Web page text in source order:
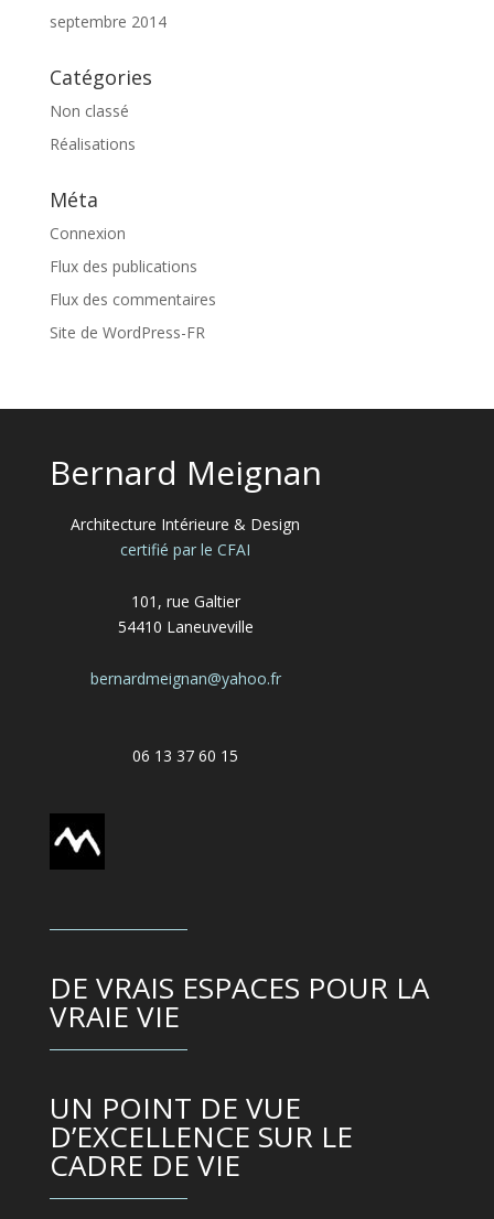
septembre 2014
Catégories
Non classé
Réalisations
Méta
Connexion
Flux des publications
Flux des commentaires
Site de WordPress-FR
Bernard Meignan
Architecture Intérieure & Design
certifié par le CFAI
101, rue Galtier
54410 Laneuveville
bernardmeignan@yahoo.fr
06 13 37 60 15
DE VRAIS ESPACES POUR LA
VRAIE VIE
UN POINT DE VUE
D’EXCELLENCE SUR LE
CADRE DE VIE